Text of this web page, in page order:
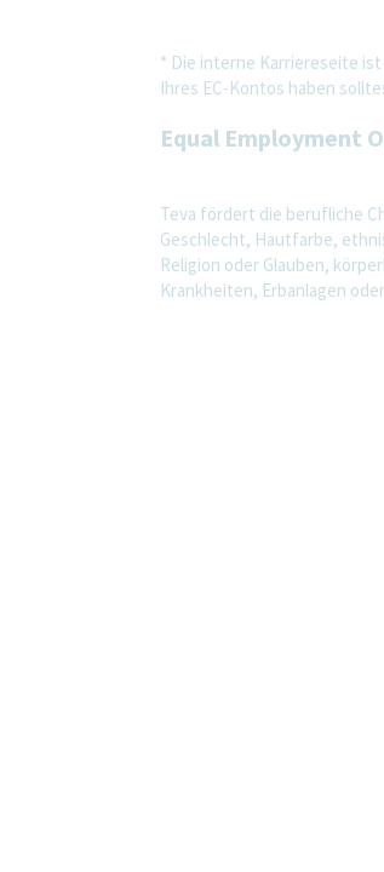
* Die interne Karriereseite
Ihres EC-Kontos haben
Equal Employment
Teva fördert die berufliche
Geschlecht, Hautfarbe,
Religion oder Glauben,
Krankheiten, Erbanlagen